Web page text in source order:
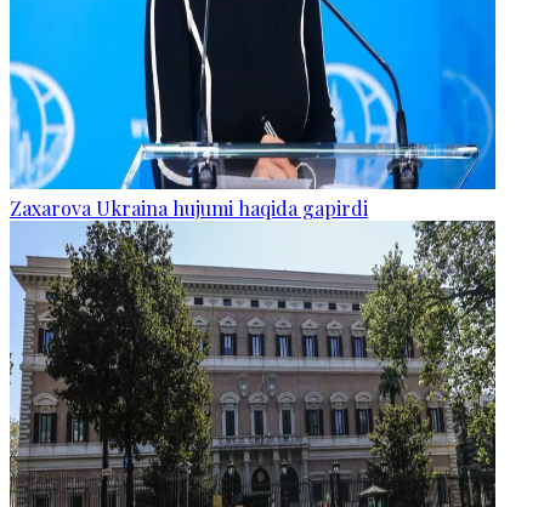
Zaxarova Ukraina hujumi haqida gapirdi